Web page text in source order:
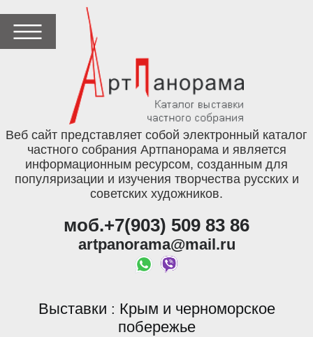
Веб сайт представляет собой электронный каталог
частного собрания Артпанорама и является
информационным ресурсом, созданным для
популяризации и изучения творчества русских и
советских художников.
моб.+7(903) 509 83 86
artpanorama@mail.ru
Выставки : Крым и черноморское
побережье